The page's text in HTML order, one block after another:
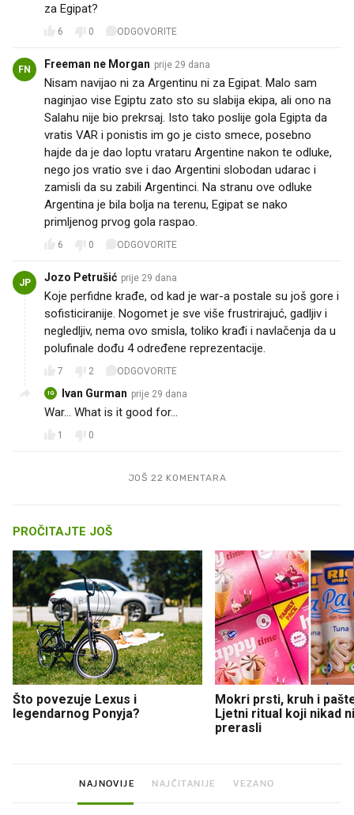
za Egipat?
6 0 ODGOVORITE
FN Freeman ne Morgan prije 29 dana
Nisam navijao ni za Argentinu ni za Egipat. Malo sam
naginjao vise Egiptu zato sto su slabija ekipa, ali ono na
Salahu nije bio prekrsaj. Isto tako poslije gola Egipta da
vratis VAR i ponistis im go je cisto smece, posebno
hajde da je dao loptu vrataru Argentine nakon te odluke,
nego jos vratio sve i dao Argentini slobodan udarac i
zamisli da su zabili Argentinci. Na stranu ove odluke
Argentina je bila bolja na terenu, Egipat se nako
primljenog prvog gola raspao.
6 0 ODGOVORITE
JP Jozo Petrušić prije 29 dana
Koje perfidne krađe, od kad je war-a postale su još gore i
sofisticiranije. Nogomet je sve više frustrirajuć, gadljiv i
negledljiv, nema ovo smisla, toliko krađi i navlačenja da u
polufinale dođu 4 određene reprezentacije.
7 2 ODGOVORITE
IG Ivan Gurman prije 29 dana
War... What is it good for...
1 0
JOŠ 22 KOMENTARA
PROČITAJTE JOŠ
Što povezuje Lexus i
legendarnog Ponyja?
Mokri prsti, kruh i
Ljetni ritual koji nikad
prerasli
NAJNOVIJE NAJČITANIJE VEZANO